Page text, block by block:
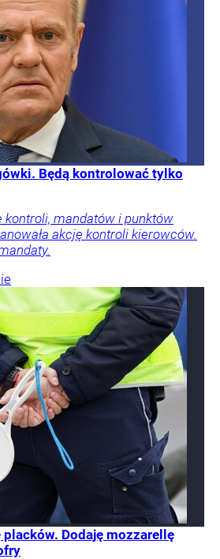
Będą kontrolować tylko
kontroli, mandatów i punktów
akcję kontroli kierowców.
Dodaję mozzarellę